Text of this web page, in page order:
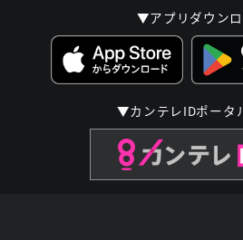
▼アプリダウン
▼カンテレIDポータ